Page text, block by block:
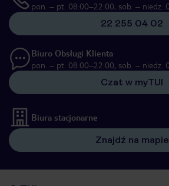
pon. – pt. 08:00–22:00, sob. – niedz.
22 255 04 02
Biuro Obsługi Klienta
pon. – pt. 08:00–22:00, sob. – niedz.
Czat w myTUI
Biura stacjonarne
Znajdź na mapie